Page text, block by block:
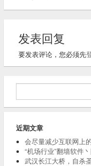
发表回复
要发表评论，您必须先
索：
近期文章
会尽量减少互联网上
“机场行业”翻墙软件
武汉长江大桥，自杀圣